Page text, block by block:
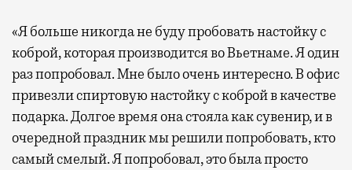
«Я больше никогда не буду пробовать настойку с
коброй, которая производится во Вьетнаме. Я один
раз попробовал. Мне было очень интересно. В офис
привезли спиртовую настойку с коброй в качестве
подарка. Долгое время она стояла как сувенир, и в
очередной праздник мы решили попробовать, кто
самый смелый. Я попробовал, это была просто